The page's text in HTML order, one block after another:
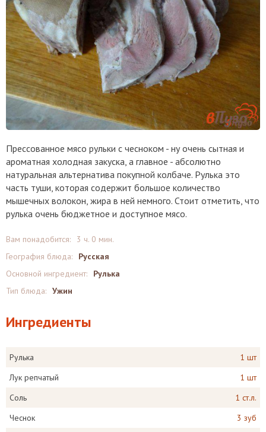
Прессованное мясо рульки с чесноком - ну очень сытная и
ароматная холодная закуска, а главное - абсолютно
натуральная альтернатива покупной колбаче. Рулька это
часть туши, которая содержит большое количество
мышечных волокон, жира в ней немного. Стоит отметить, что
рулька очень бюджетное и доступное мясо.
Вам понадобится:
3 ч. 0 мин.
География блюда:
Русская
Основной ингредиент:
Рулька
Тип блюда: Ужин
Ингредиенты
Рулька
1 шт
Лук репчатый
1 шт
Соль
1 ст.л.
Чеснок
3 зуб